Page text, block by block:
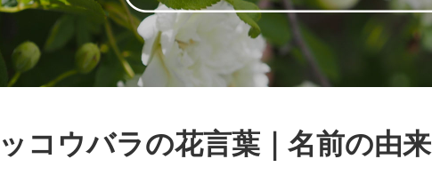
コウバラの花言葉｜名前の由来